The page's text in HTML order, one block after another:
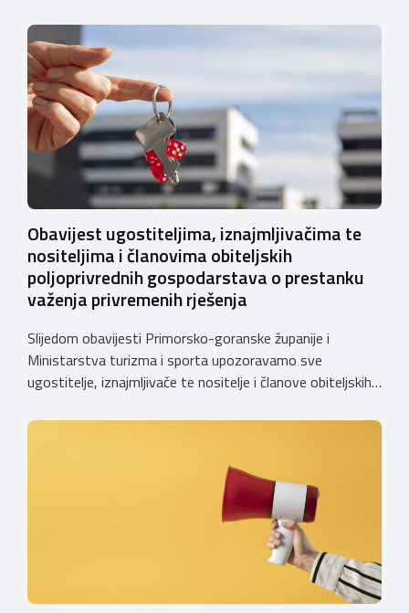
Obavijest ugostiteljima, iznajmljivačima te
nositeljima i članovima obiteljskih
poljoprivrednih gospodarstava o prestanku
važenja privremenih rješenja
Slijedom obavijesti Primorsko-goranske županije i
Ministarstva turizma i sporta upozoravamo sve
ugostitelje, iznajmljivače te nositelje i članove obiteljskih
privremenih rješenja izdanih sukladno Zakonu o
1. siječnja 2025. godine više ne mogu podnositi novi
zahtjevi za izdavanje privremenih rješenja, dok već izdana